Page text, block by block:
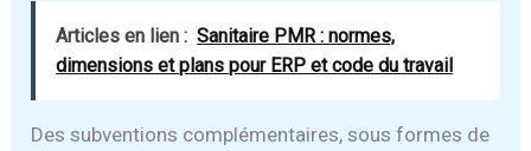
Articles en lien : Sanitaire PMR : normes,
dimensions et plans pour ERP et code du travail
Des subventions complémentaires, sous formes de